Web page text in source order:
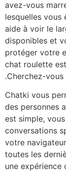
avez-vous
lesquelles vous
aide à voir le
disponibles et
protéger votre
chat roulette
.Cherchez-
Chatki vous
des personnes
est simple,
conversations
votre
toutes les
une expérience